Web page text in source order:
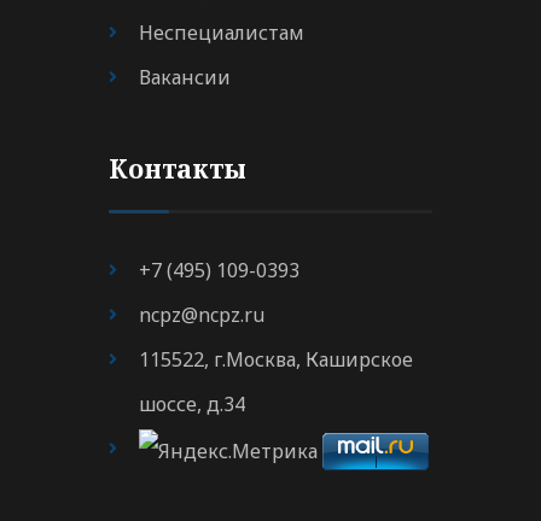
Неспециалистам
Вакансии
Контакты
+7 (495) 109-0393
ncpz@ncpz.ru
115522, г.Москва, Каширское
шоссе, д.34